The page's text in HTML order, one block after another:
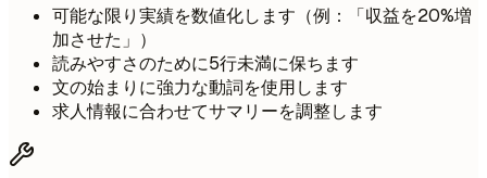
可能な限り実績を数値化します（例：「収益を20%増
加させた」）
読みやすさのために5行未満に保ちます
文の始まりに強力な動詞を使用します
求人情報に合わせてサマリーを調整します